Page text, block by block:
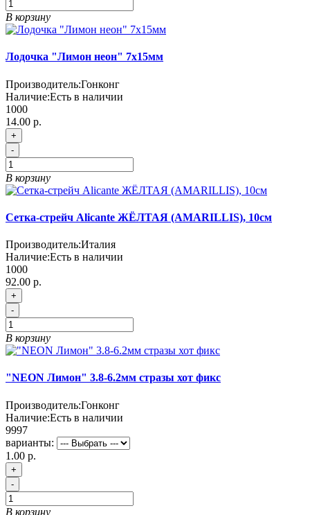
В корзину
Лодочка "Лимон неон" 7х15мм
Производитель:Гонконг
Наличие:Есть в наличии
1000
14.00 р.
+
-
В корзину
Сетка-стрейч Alicante ЖЁЛТАЯ (AMARILLIS), 10см
Производитель:Италия
Наличие:Есть в наличии
1000
92.00 р.
+
-
В корзину
"NEON Лимон" 3.8-6.2мм стразы хот фикс
Производитель:Гонконг
Наличие:Есть в наличии
9997
варианты:
1.00 р.
+
-
В корзину